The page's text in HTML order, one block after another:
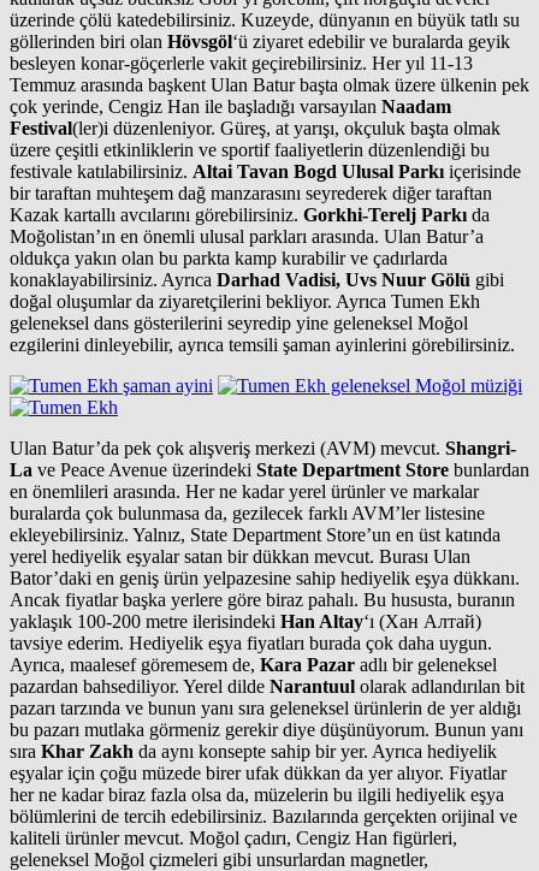
üzerinde çölü katedebilirsiniz. Kuzeyde, dünyanın en büyük tatlı su
göllerinden biri olan Hövsgöl‘ü ziyaret edebilir ve buralarda geyik
besleyen konar-göçerlerle vakit geçirebilirsiniz. Her yıl 11-13
Temmuz arasında başkent Ulan Batur başta olmak üzere ülkenin pek
çok yerinde, Cengiz Han ile başladığı varsayılan Naadam
Festival(ler)i düzenleniyor. Güreş, at yarışı, okçuluk başta olmak
üzere çeşitli etkinliklerin ve sportif faaliyetlerin düzenlendiği bu
festivale katılabilirsiniz. Altai Tavan Bogd Ulusal Parkı içerisinde
bir taraftan muhteşem dağ manzarasını seyrederek diğer taraftan
Kazak kartallı avcılarını görebilirsiniz. Gorkhi-Terelj Parkı da
Moğolistan’ın en önemli ulusal parkları arasında. Ulan Batur’a
oldukça yakın olan bu parkta kamp kurabilir ve çadırlarda
konaklayabilirsiniz. Ayrıca Darhad Vadisi, Uvs Nuur Gölü gibi
doğal oluşumlar da ziyaretçilerini bekliyor. Ayrıca Tumen Ekh
geleneksel dans gösterilerini seyredip yine geleneksel Moğol
ezgilerini dinleyebilir, ayrıca temsili şaman ayinlerini görebilirsiniz.
Ulan Batur’da pek çok alışveriş merkezi (AVM) mevcut. Shangri-
La ve Peace Avenue üzerindeki State Department Store bunlardan
en önemlileri arasında. Her ne kadar yerel ürünler ve markalar
buralarda çok bulunmasa da, gezilecek farklı AVM’ler listesine
ekleyebilirsiniz. Yalnız, State Department Store’un en üst katında
yerel hediyelik eşyalar satan bir dükkan mevcut. Burası Ulan
Bator’daki en geniş ürün yelpazesine sahip hediyelik eşya dükkanı.
Ancak fiyatlar başka yerlere göre biraz pahalı. Bu hususta, buranın
yaklaşık 100-200 metre ilerisindeki Han Altay‘ı (Xaн Aлтaй)
tavsiye ederim. Hediyelik eşya fiyatları burada çok daha uygun.
Ayrıca, maalesef göremesem de, Kara Pazar adlı bir geleneksel
pazardan bahsediliyor. Yerel dilde Narantuul olarak adlandırılan bit
pazarı tarzında ve bunun yanı sıra geleneksel ürünlerin de yer aldığı
bu pazarı mutlaka görmeniz gerekir diye düşünüyorum. Bunun yanı
sıra Khar Zakh da aynı konsepte sahip bir yer. Ayrıca hediyelik
eşyalar için çoğu müzede birer ufak dükkan da yer alıyor. Fiyatlar
her ne kadar biraz fazla olsa da, müzelerin bu ilgili hediyelik eşya
bölümlerini de tercih edebilirsiniz. Bazılarında gerçekten orijinal ve
kaliteli ürünler mevcut. Moğol çadırı, Cengiz Han figürleri,
geleneksel Moğol çizmeleri gibi unsurlardan magnetler,